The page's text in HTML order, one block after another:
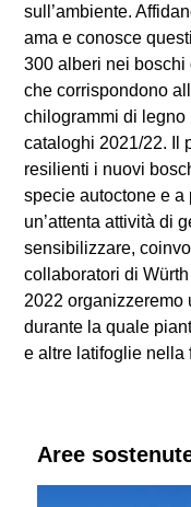
sull’ambiente.
ama e conosce
300 alberi nei
che corrispondono
chilogrammi di legno
cataloghi 2021/22. Il
resilienti i nuovi
specie autoctone e a
un’attenta attività di
sensibilizzare,
collaboratori di
2022 organizzeremo
durante la quale
e altre latifoglie nella
Aree